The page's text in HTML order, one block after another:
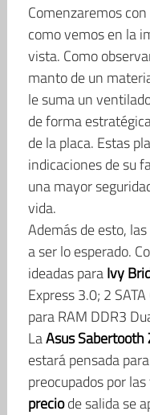
Comenzaremos
como vemos en la
vista. Como
manto de un
le suma un
de forma
de la placa. Estas
indicaciones de su
una mayor
vida.
Además de esto,
a ser lo esperado.
ideadas paraIvy
Express 3.0; 2
para RAM DDR3
LaAsusSabertooth
estará pensada
preocupados por
preciode salida se